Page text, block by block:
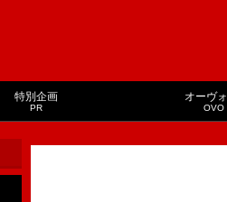
特別企画
PR
オーヴォ
OVO